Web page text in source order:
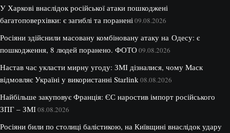
У Харкові внаслідок російської атаки пошкоджені
багатоповерхівки: є загиблі та поранені09.08.2026
Росіяни здійснили масовану комбіновану атаку на Одесу: є
пошкодження, 8 людей поранено. ФОТО09.08.2026
Настав час укласти мирну угоду: ЗМІ дізналися, чому Маск
відмовляє Україні у використанні Starlink08.08.2026
Найбільше закуповує Франція: ЄС наростив імпорт російського
ЗПГ – ЗМІ08.08.2026
Росіяни били по столиці балістикою, на Київщині внаслідок удару